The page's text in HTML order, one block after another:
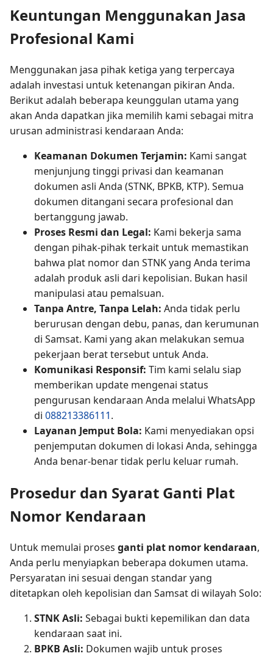
Keuntungan Menggunakan Jasa
Profesional Kami
Menggunakan jasa pihak ketiga yang terpercaya
adalah investasi untuk ketenangan pikiran Anda.
Berikut adalah beberapa keunggulan utama yang
akan Anda dapatkan jika memilih kami sebagai mitra
urusan administrasi kendaraan Anda:
Keamanan Dokumen Terjamin: Kami sangat
menjunjung tinggi privasi dan keamanan
dokumen asli Anda (STNK, BPKB, KTP). Semua
dokumen ditangani secara profesional dan
bertanggung jawab.
Proses Resmi dan Legal: Kami bekerja sama
dengan pihak-pihak terkait untuk memastikan
bahwa plat nomor dan STNK yang Anda terima
adalah produk asli dari kepolisian. Bukan hasil
manipulasi atau pemalsuan.
Tanpa Antre, Tanpa Lelah: Anda tidak perlu
berurusan dengan debu, panas, dan kerumunan
di Samsat. Kami yang akan melakukan semua
pekerjaan berat tersebut untuk Anda.
Komunikasi Responsif: Tim kami selalu siap
memberikan update mengenai status
pengurusan kendaraan Anda melalui WhatsApp
di 088213386111.
Layanan Jemput Bola: Kami menyediakan opsi
penjemputan dokumen di lokasi Anda, sehingga
Anda benar-benar tidak perlu keluar rumah.
Prosedur dan Syarat Ganti Plat
Nomor Kendaraan
Untuk memulai proses ganti plat nomor kendaraan,
Anda perlu menyiapkan beberapa dokumen utama.
Persyaratan ini sesuai dengan standar yang
ditetapkan oleh kepolisian dan Samsat di wilayah Solo:
STNK Asli: Sebagai bukti kepemilikan dan data
kendaraan saat ini.
BPKB Asli: Dokumen wajib untuk proses